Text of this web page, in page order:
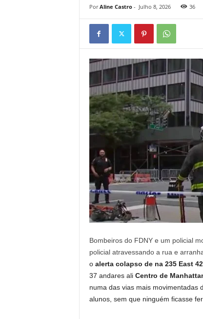
Por Aline Castro- Julho 8, 2026 36
Bombeiros do FDNY e um policial
policial atravessando a rua e
o alerta colapso dena 235 East
37 andares ali Centro de
numa das vias mais movimentadas
alunos, sem que ninguém ficasse